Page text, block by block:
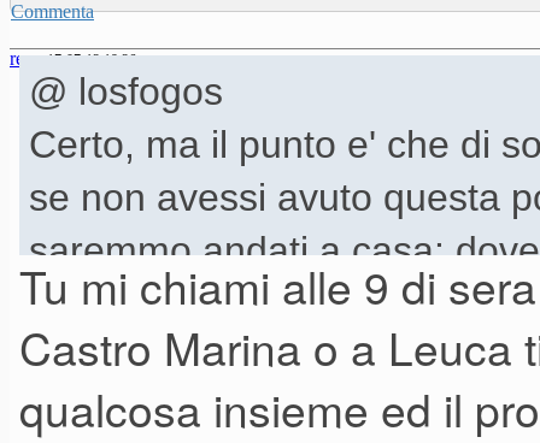
Commenta
rena 17-07-12 19.26
@ losfogos
Certo, ma il punto e' che di
se non avessi avuto questa
saremmo andati a casa:
sera? Invece la serata
certo che la chitarra
collegarli, ma nessuno si e'
Tu mi chiami alle 9 di
Castro Marina o a Leuca
qualcosa insieme ed il